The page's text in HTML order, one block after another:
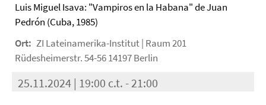
Luis Miguel Isava: "Vampiros en la Habana" de Juan
Pedrón (Cuba, 1985)
Ort: ZI Lateinamerika-Institut | Raum 201
Rüdesheimerstr. 54-56 14197 Berlin
25.11.2024 | 19:00 c.t. - 21:00